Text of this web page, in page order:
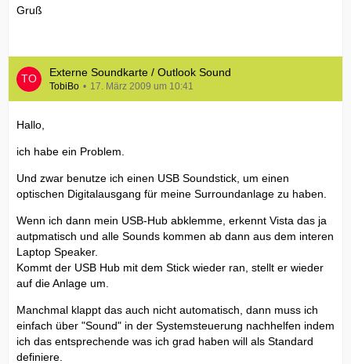
Gruß
Externe Soundkarte / Outlook Sound
TobiBo 17. März 2009 um 10:41
Hallo,
ich habe ein Problem.
Und zwar benutze ich einen USB Soundstick, um einen
optischen Digitalausgang für meine Surroundanlage zu haben.
Wenn ich dann mein USB-Hub abklemme, erkennt Vista das ja
autpmatisch und alle Sounds kommen ab dann aus dem interen
Laptop Speaker.
Kommt der USB Hub mit dem Stick wieder ran, stellt er wieder
auf die Anlage um.
Manchmal klappt das auch nicht automatisch, dann muss ich
einfach über "Sound" in der Systemsteuerung nachhelfen indem
ich das entsprechende was ich grad haben will als Standard
definiere.